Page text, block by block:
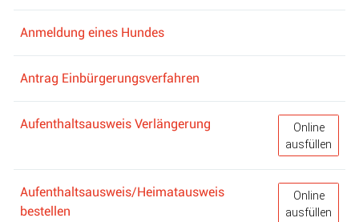
Anmeldung eines Hundes
Antrag Einbürgerungsverfahren
Aufenthaltsausweis Verlängerung
Online
ausfüllen
Aufenthaltsausweis/Heimatausweis
bestellen
Online
ausfüllen